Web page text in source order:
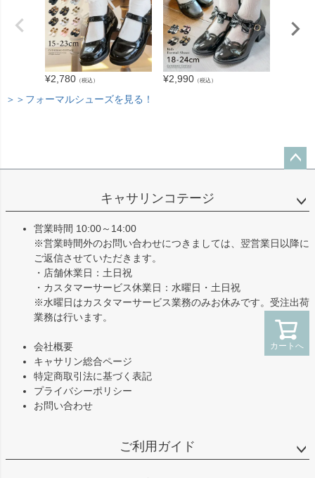
カートへ
¥2,780 （税込） ¥2,990 （税込）
＞＞フォーマルシューズを見る！
ップ
キャサリンコテージ
営業時間 10:00～14:00
※営業時間外のお問い合わせにつきましては、翌営業日以降に
ご返信させていただきます。
・店舗休業日：土日祝
・カスタマーサービス休業日：水曜日・土日祝
※水曜日はカスタマーサービス業務のみお休みです。受注出荷
業務は行います。
会社概要
キャサリン総合ページ
特定商取引法に基づく表記
プライバシーポリシー
お問い合わせ
ご利用ガイド